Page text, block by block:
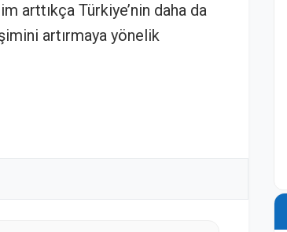
arttıkça Türkiye’nin daha da
artırmaya yönelik